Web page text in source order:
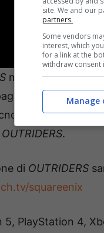
mostra per la
per spingere
oltre a
OUTRIDERS.
di OUTRIDERS
squareenix
5, PlayStation 4,
site. We and our
partners.
Some vendors
interest, which
for a link at the
withdraw consent
Manage